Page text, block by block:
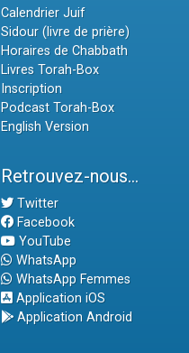
Calendrier Juif
Sidour (livre de prière)
Horaires de Chabbath
Livres Torah-Box
Inscription
Podcast Torah-Box
English Version
Retrouvez-nous...
Twitter
Facebook
YouTube
WhatsApp
WhatsApp Femmes
Application iOS
Application Android